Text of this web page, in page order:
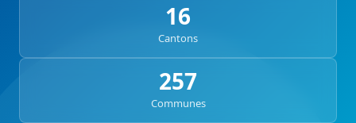
16
Cantons
257
Communes